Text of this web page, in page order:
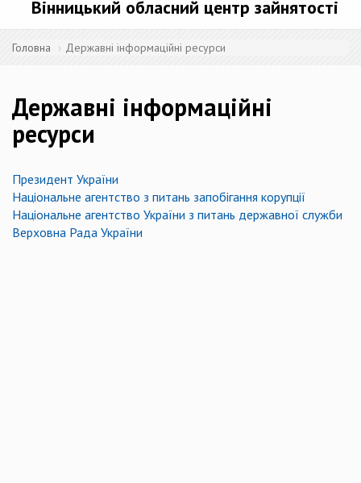
Вінницький обласний центр зайнятості
Головна Державні інформаційні ресурси
Державні інформаційні
ресурси
Президент України
Національне агентство з питань запобігання корупції
Національне агентство України з питань державної служби
Верховна Рада України